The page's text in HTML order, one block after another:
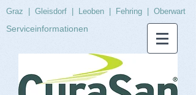
Graz Gleisdorf Leoben Fehring Oberwart
Serviceinformationen